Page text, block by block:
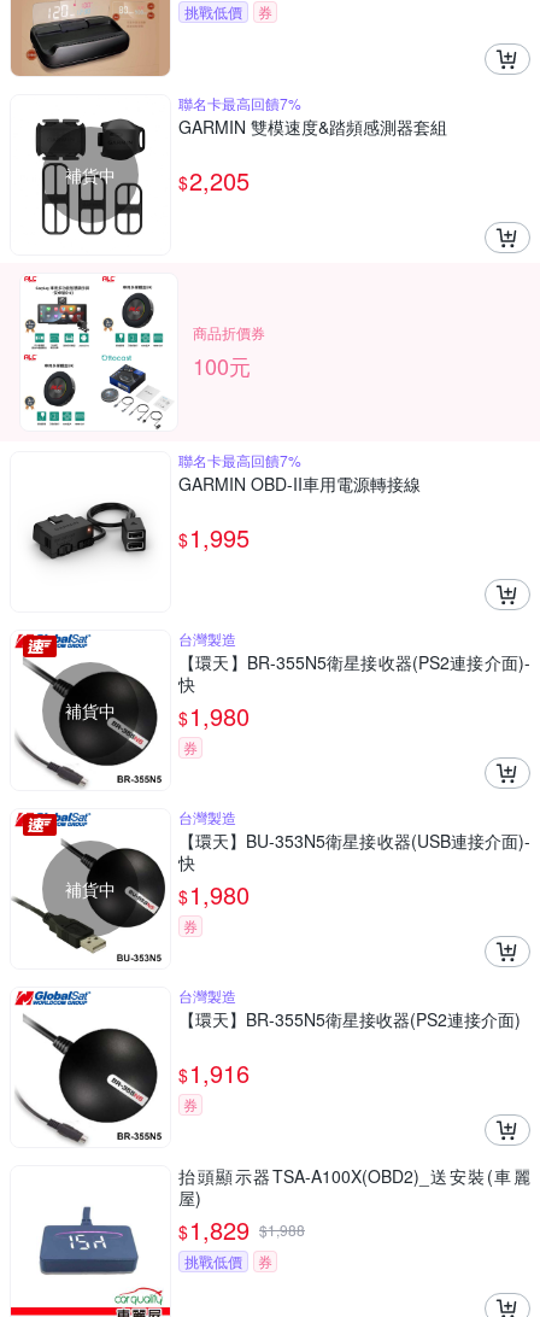
挑戰低價
券
補貨中
聯名卡最高回饋7%
GARMIN 雙模速度&踏頻感測器套組
$2,205
商品折價券
100元
聯名卡最高回饋7%
GARMIN OBD-II車用電源轉接線
$1,995
補貨中
台灣製造
【環天】BR-355N5衛星接收器(PS2連接介面)-
快
$1,980
券
補貨中
台灣製造
【環天】BU-353N5衛星接收器(USB連接介面)-
快
$1,980
券
台灣製造
【環天】BR-355N5衛星接收器(PS2連接介面)
$1,916
券
抬頭顯示器TSA-A100X(OBD2)_送安裝(車麗
屋)
$1,829 $1,988
挑戰低價
券